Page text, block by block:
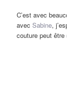
C’est avec
avecSabine,
couture peut être